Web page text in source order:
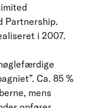
Partnership.
i 2007.
Ca. 85 %
mens